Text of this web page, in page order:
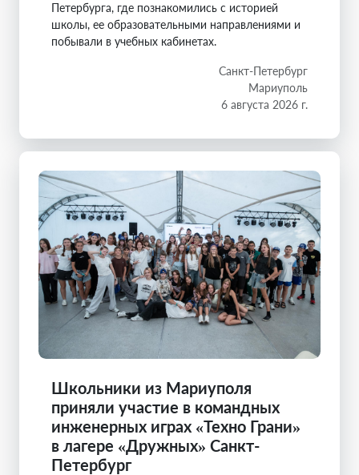
Петербурга, где познакомились с историей
школы, ее образовательными направлениями и
побывали в учебных кабинетах.
Санкт-Петербург
Мариуполь
6 августа 2026 г.
Школьники из Мариуполя
приняли участие в командных
инженерных играх «Техно Грани»
в лагере «Дружных» Санкт-
Петербург